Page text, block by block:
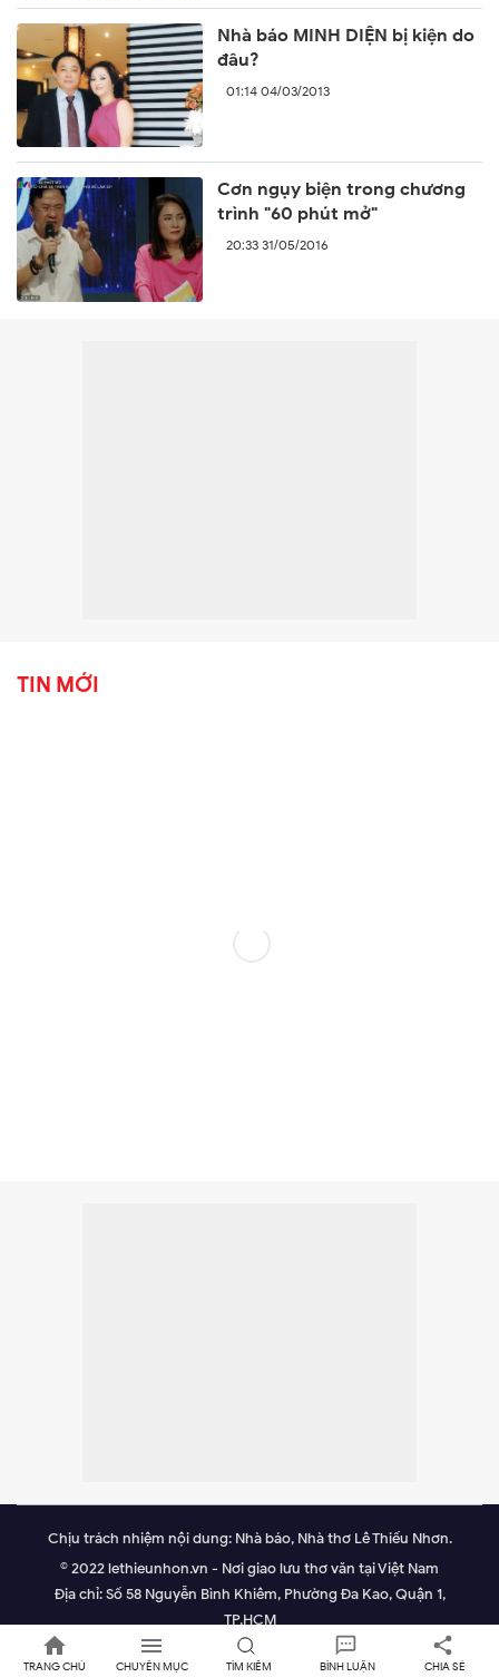
TRANG CHỦ CHUYÊN MỤC TÌM KIẾM BÌNH LUẬN CHIA SẺ
Nhà báo MINH DIỆN bị kiện do
đâu?
01:14 04/03/2013
Cơn ngụy biện trong chương
trình "60 phút mở"
20:33 31/05/2016
TIN MỚI
Chịu trách nhiệm nội dung: Nhà báo, Nhà thơ Lê Thiếu Nhơn.
© 2022 lethieunhon.vn - Nơi giao lưu thơ văn tại Việt Nam
Địa chỉ: Số 58 Nguyễn Bình Khiêm, Phường Đa Kao, Quận 1,
TP.HCM
Email: lethieunhonvn@gmail.com.